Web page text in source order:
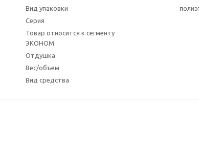
Вид упаковки
Серия
Товар относится к сегменту
ЭКОНОМ
Отдушка
Вес/объем
Вид средства